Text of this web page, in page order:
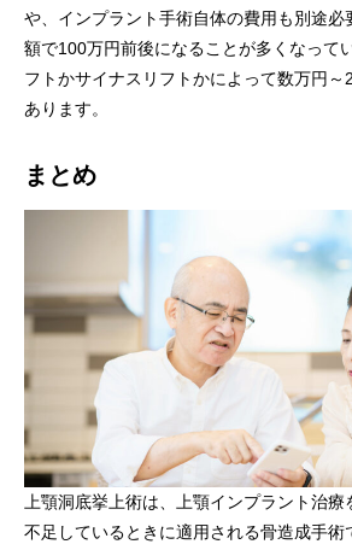
や、インプラント手術自体の費用も別途必
額で100万円前後になることが多くなって
フトかサイナスリフトかによって数万円
あります。
まとめ
上顎洞底挙上術は、上顎インプラント治
不足しているときに適用される骨造成手術